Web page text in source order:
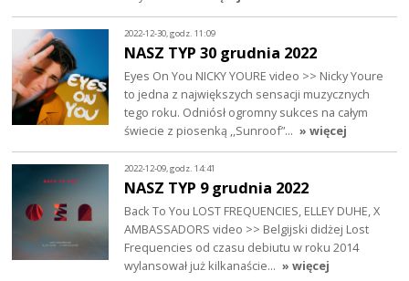
2022-12-30, godz. 11:09
NASZ TYP 30 grudnia 2022
Eyes On You NICKY YOURE video >> Nicky Youre
to jedna z największych sensacji muzycznych
tego roku. Odniósł ogromny sukces na całym
świecie z piosenką ,,Sunroof”… » więcej
2022-12-09, godz. 14:41
NASZ TYP 9 grudnia 2022
Back To You LOST FREQUENCIES, ELLEY DUHE, X
AMBASSADORS video >> Belgijski didżej Lost
Frequencies od czasu debiutu w roku 2014
wylansował już kilkanaście… » więcej